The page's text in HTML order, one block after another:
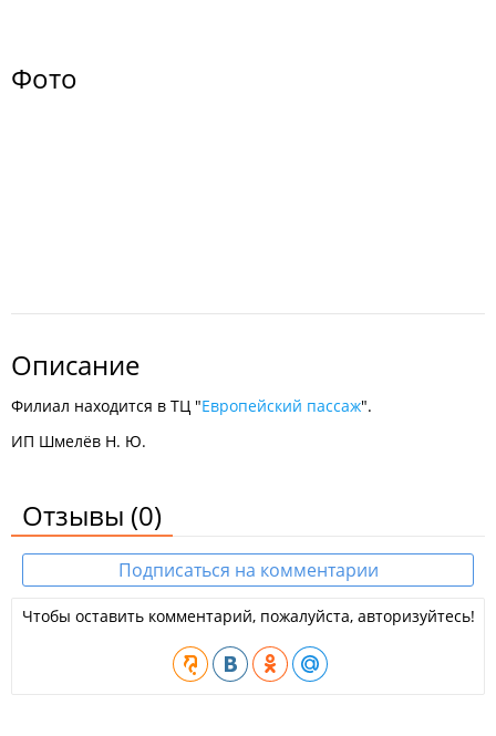
Фото
Описание
Филиал находится в ТЦ "Европейский пассаж".
ИП Шмелёв Н. Ю.
Отзывы (0)
Подписаться на комментарии
Чтобы оставить комментарий, пожалуйста, авторизуйтесь!